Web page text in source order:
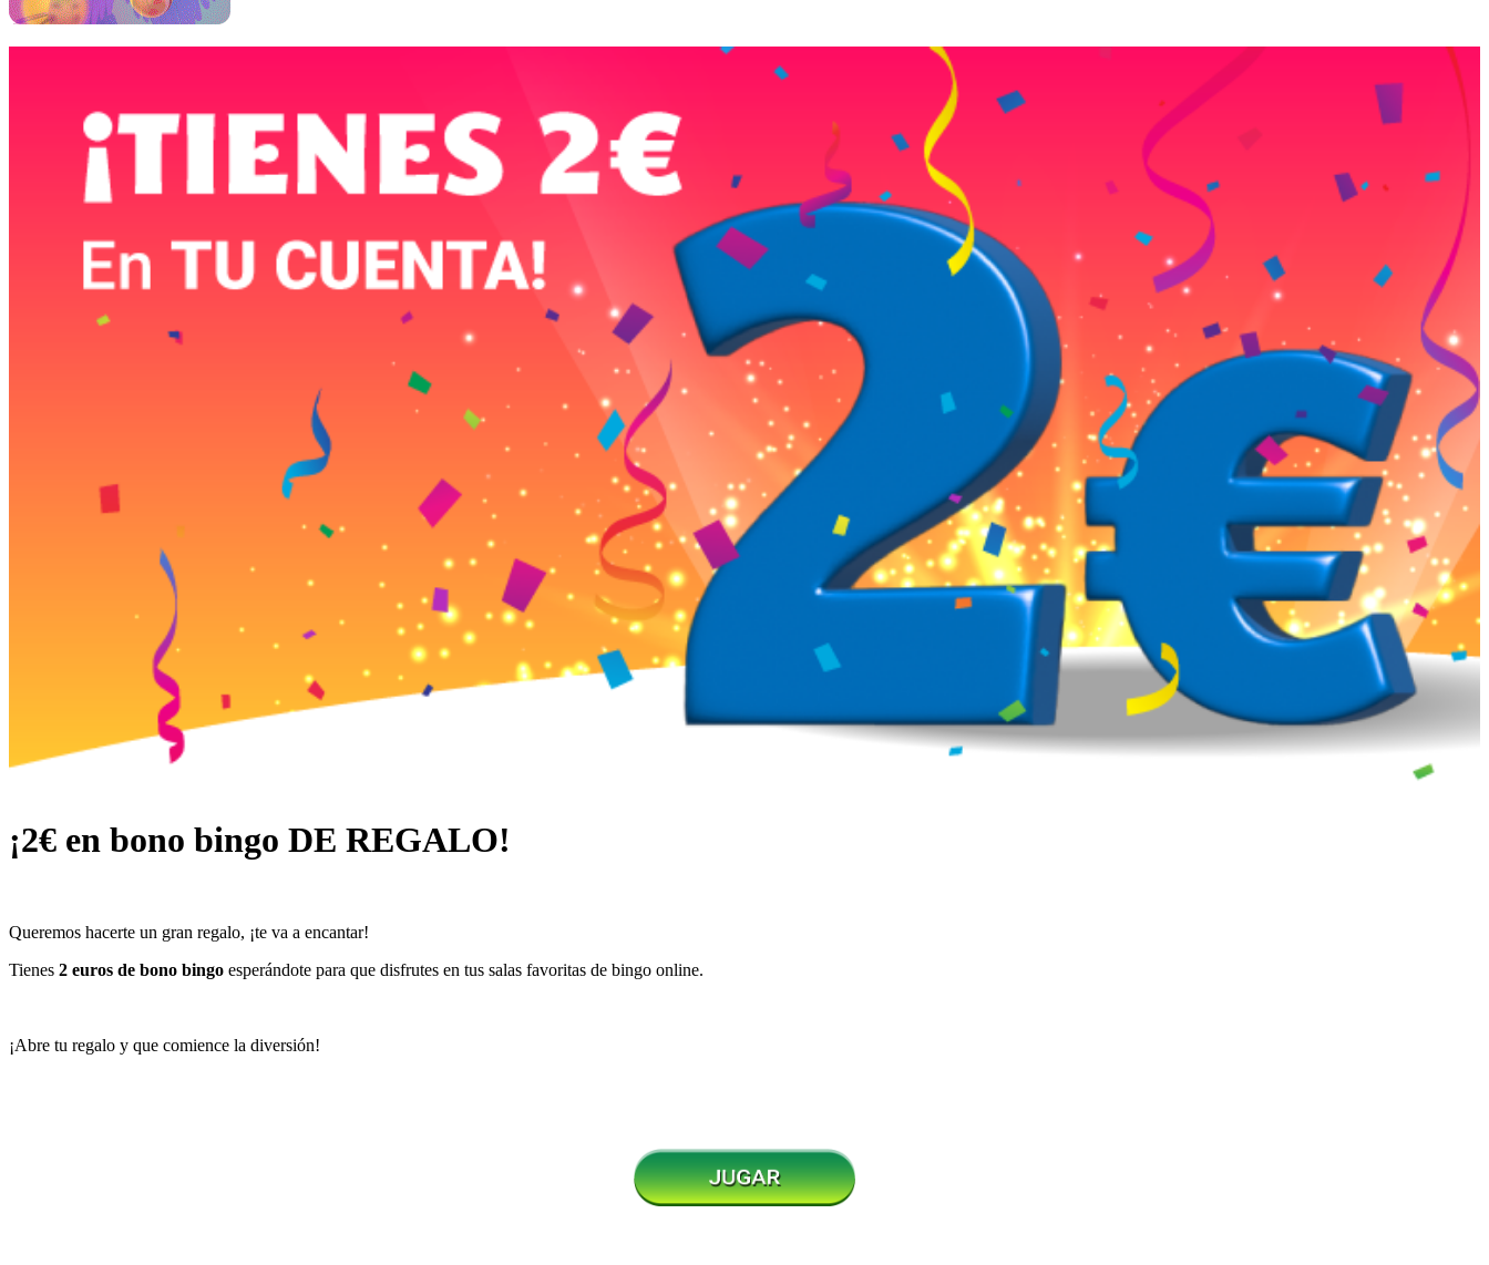
¡2€ en bono bingo DE REGALO!
Queremos hacerte un gran regalo, ¡te va a encantar!
Tienes 2 euros de bono bingo esperándote para que disfrutes en tus salas favoritas de bingo online.
¡Abre tu regalo y que comience la diversión!